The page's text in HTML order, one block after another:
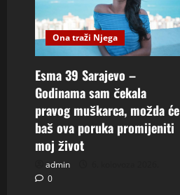
Ona traži Njega
Esma 39 Sarajevo –
Godinama sam čekala
pravog muškarca, možda će
baš ova poruka promijeniti
moj život
admin
0